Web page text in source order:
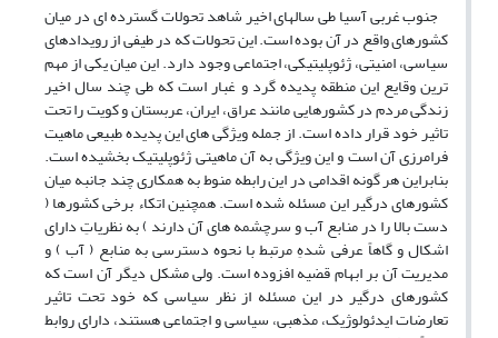
جنوب غربی آسیا طی سالهای اخیر شاهد تحولات گسترده ای در میان
کشورهای واقع در آن بوده است. این تحولات که در طیفی از رویدادهای
سیاسی، امنیتی، ژئوپلیتیکی، اجتماعی وجود دارد. این میان یکی از مهم
ترین وقایع این منطقه پدیده گرد و غبار است که طی چند سال اخیر
زندگی مردم در کشورهایی مانند عراق، ایران، عربستان و کویت را تحت
تاثیر خود قرار داده است. از جمله ویژگی های این پدیده طبیعی ماهیت
فرامرزی آن است و این ویژگی به آن ماهیتی ژئوپلیتیک بخشیده است.
بنابراین هر گونه اقدامی در این رابطه منوط به همکاری چند جانبه میان
کشورهای درگیر این مسئله شده است. همچنین اتکاء برخی کشورها (
دست بالا را در منابع آب و سرچشمه های آن دارند ) به نظریاتِ دارای
اشکال و گاهاً عرفی شدهِ مرتبط با نحوه دسترسی به منابع ( آب ) و
مدیریت آن بر ابهام قضیه افزوده است. ولی مشکل دیگر آن است که
کشورهای درگیر در این مسئله از نظر سیاسی که خود تحت تاثیر
تعارضات ایدئولوژیک، مذهبی، سیاسی و اجتماعی هستند، دارای روابط